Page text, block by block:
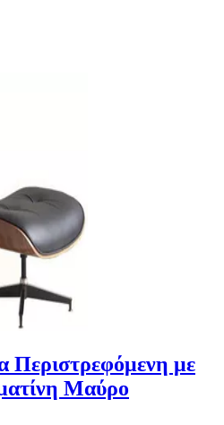
Περιστρεφόμενη με
Μαύρο